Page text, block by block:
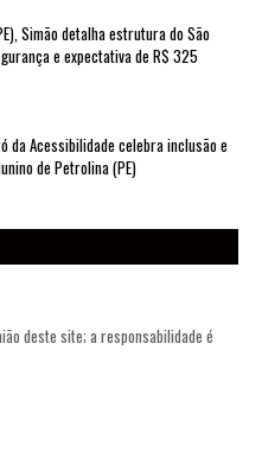
Simão detalha estrutura do São
e expectativa de R$ 325
da Acessibilidade celebra inclusão e
de Petrolina (PE)
deste site; a responsabilidade é